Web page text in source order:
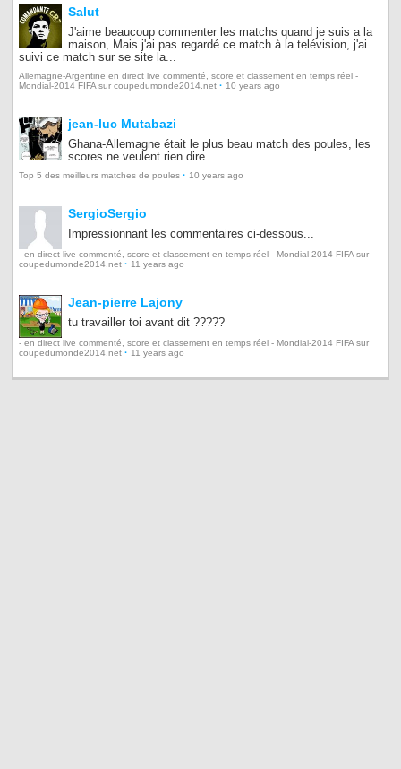
Salut
J'aime beaucoup commenter les matchs quand je suis a la
maison, Mais j'ai pas regardé ce match à la telévision, j'ai
suivi ce match sur se site la...
Allemagne-Argentine en direct live commenté, score et classement en temps réel -
Mondial-2014 FIFA sur coupedumonde2014.net · 10 years ago
jean-luc Mutabazi
Ghana-Allemagne était le plus beau match des poules, les
scores ne veulent rien dire
Top 5 des meilleurs matches de poules · 10 years ago
SergioSergio
Impressionnant les commentaires ci-dessous...
- en direct live commenté, score et classement en temps réel - Mondial-2014 FIFA sur
coupedumonde2014.net · 11 years ago
Jean-pierre Lajony
tu travailler toi avant dit ?????
- en direct live commenté, score et classement en temps réel - Mondial-2014 FIFA sur
coupedumonde2014.net · 11 years ago